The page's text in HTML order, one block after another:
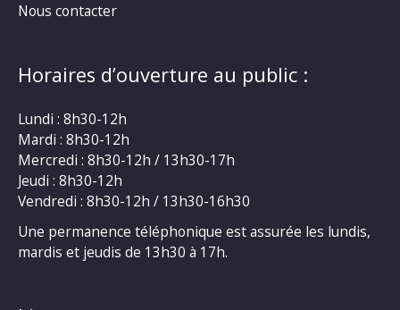
Nous contacter
Horaires d’ouverture au public :
Lundi : 8h30-12h
Mardi : 8h30-12h
Mercredi : 8h30-12h / 13h30-17h
Jeudi : 8h30-12h
Vendredi : 8h30-12h / 13h30-16h30
Une permanence téléphonique est assurée les lundis,
mardis et jeudis de 13h30 à 17h.